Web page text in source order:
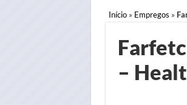
Início» Empregos »
–